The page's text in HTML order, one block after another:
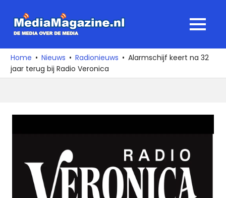
naar
media
over
de
MENU
Home Nieuws Radionieuws
Alarmschijf keert na 32
jaar terug bij Radio Veronica